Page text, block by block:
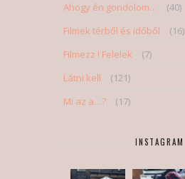
Ahogy én gondolom…
(40)
Filmek térből és időből
(16)
Filmezz ! Felelek
(7)
Látni kell
(121)
Mi az a…?
(17)
INSTAGRAM